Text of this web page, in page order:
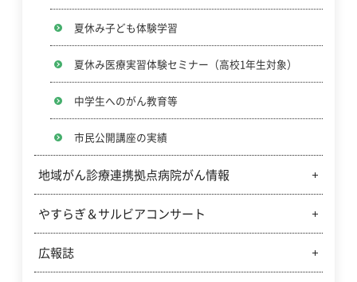
夏休み子ども体験学習
夏休み医療実習体験セミナー（高校1年生対象）
中学生へのがん教育等
市民公開講座の実績
地域がん診療連携拠点病院がん情報
地域がん診療連携拠点病院がん情報について
やすらぎ＆サルビアコンサート
広報誌